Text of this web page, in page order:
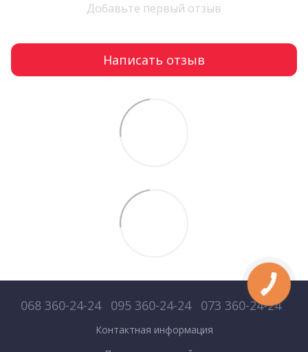
Добавьте первый отзыв
Написать отзыв
068 360-24-24 095 360-24-24 073 360-24-24
Контактная информация